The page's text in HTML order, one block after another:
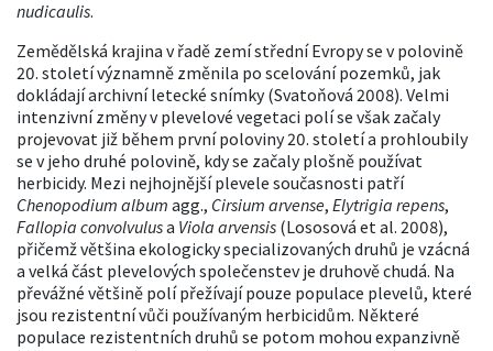
nudicaulis.
Zemědělská krajina v řadě zemí střední Evropy se v polovině
20. století významně změnila po scelování pozemků, jak
dokládají archivní letecké snímky (Svatoňová 2008). Velmi
intenzivní změny v plevelové vegetaci polí se však začaly
projevovat již během první poloviny 20. století a prohloubily
se v jeho druhé polovině, kdy se začaly plošně používat
herbicidy. Mezi nejhojnější plevele současnosti patří
Chenopodium album agg., Cirsium arvense, Elytrigia repens,
Fallopia convolvulusa Viola arvensis (Lososová et al. 2008),
přičemž většina ekologicky specializovaných druhů je vzácná
a velká část plevelových společenstev je druhově chudá. Na
převážné většině polí přežívají pouze populace plevelů, které
jsou rezistentní vůči používaným herbicidům. Některé
populace rezistentních druhů se potom mohou expanzivně